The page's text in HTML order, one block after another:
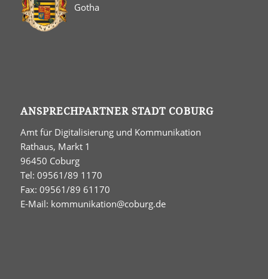
Gotha
ANSPRECHPARTNER STADT COBURG
Amt für Digitalisierung und Kommunikation
Rathaus, Markt 1
96450 Coburg
Tel: 09561/89 1170
Fax: 09561/89 61170
E-Mail: kommunikation@coburg.de